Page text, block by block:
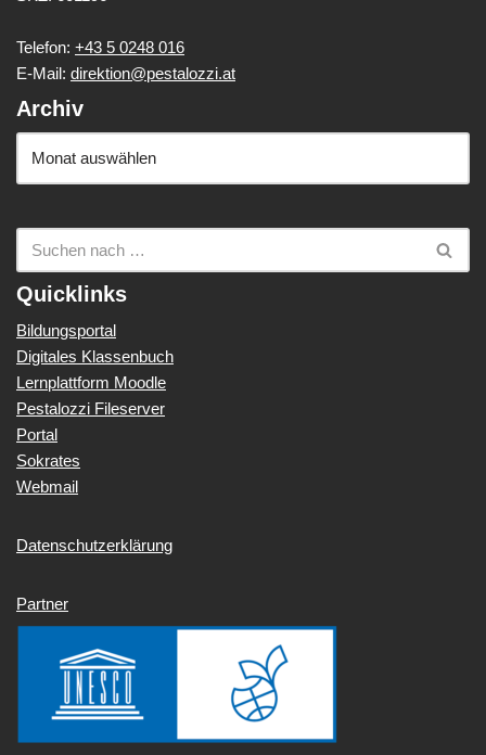
Telefon: +43 5 0248 016
E-Mail: direktion@pestalozzi.at
Archiv
Quicklinks
Bildungsportal
Digitales Klassenbuch
Lernplattform Moodle
Pestalozzi Fileserver
Portal
Sokrates
Webmail
Datenschutzerklärung
Partner